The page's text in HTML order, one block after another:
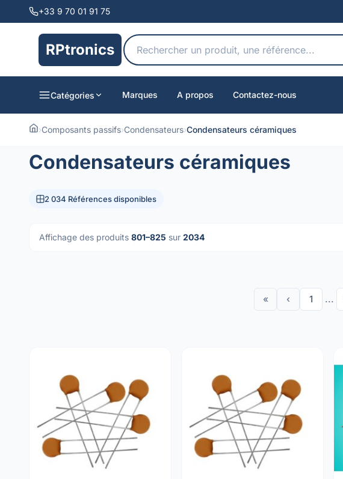
+33 9 70 01 91 75
RPtronics
Catégories Marques A propos Contactez-nous
›Composants passifs›Condensateurs›Condensateurs céramiques
Condensateurs céramiques
2 034 Références disponibles
Affichage des produits 801–825 sur 2034
« ‹ 1 ...